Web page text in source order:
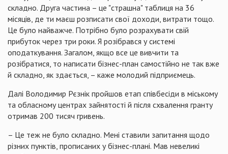
складно. Друга частина – це "страшна" таблиця на 36
місяців, де ти маєш розписати свої доходи, витрати тощо.
Це було найважче. Потрібно було розрахувати свій
прибуток через три роки. Я розібрався у системі
оподаткування. Загалом, якщо все це вивчити та
розібратися, то написати бізнес-план самостійно не так вже
й складно, як здається, – каже молодий підприємець.
Далі Володимир Рєзнік пройшов етап співбесіди в міському
та обласному центрах зайнятості й після схвалення гранту
отримав 200 тисяч гривень.
– Це теж не було складно. Мені ставили запитання щодо
різних пунктів, прописаних у бізнес-плані. Мав невеликі